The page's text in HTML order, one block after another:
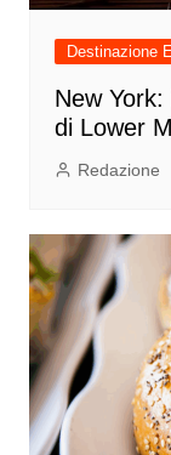
Destinazione
New
di Lower
Redazione